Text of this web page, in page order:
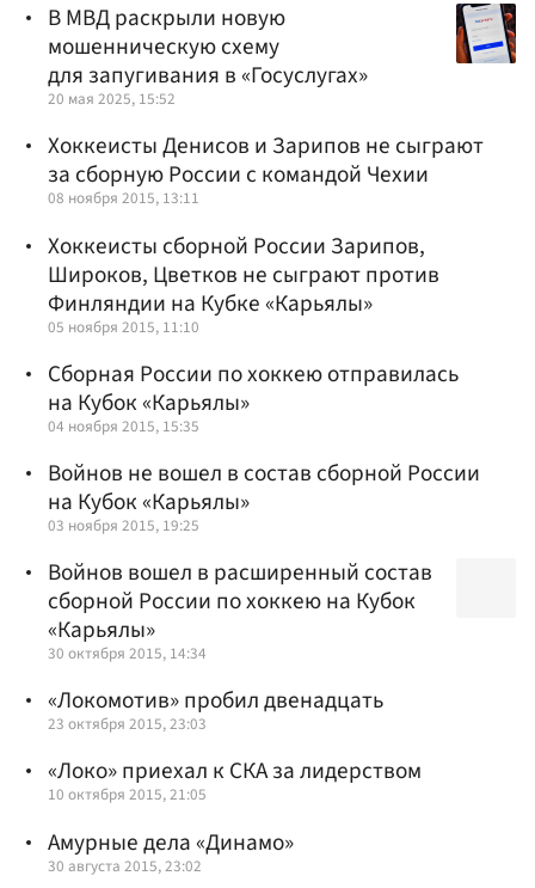
В МВД раскрыли новую
мошенническую схему
для запугивания в «Госуслугах»
20 мая 2025, 15:52
Хоккеисты Денисов и Зарипов не сыграют
за сборную России с командой Чехии
08 ноября 2015, 13:11
Хоккеисты сборной России Зарипов,
Широков, Цветков не сыграют против
Финляндии на Кубке «Карьялы»
05 ноября 2015, 11:10
Сборная России по хоккею отправилась
на Кубок «Карьялы»
04 ноября 2015, 15:35
Войнов не вошел в состав сборной России
на Кубок «Карьялы»
03 ноября 2015, 19:25
Войнов вошел в расширенный состав
сборной России по хоккею на Кубок
«Карьялы»
30 октября 2015, 14:34
«Локомотив» пробил двенадцать
23 октября 2015, 23:03
«Локо» приехал к СКА за лидерством
10 октября 2015, 21:05
Амурные дела «Динамо»
30 августа 2015, 23:02